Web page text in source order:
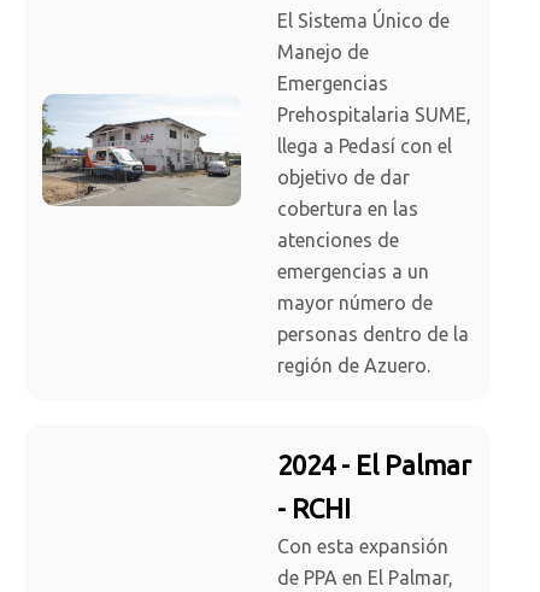
El Sistema Único de
Manejo de
Emergencias
Prehospitalaria SUME,
llega a Pedasí con el
objetivo de dar
cobertura en las
atenciones de
emergencias a un
mayor número de
personas dentro de la
región de Azuero.
2024 - El Palmar
- RCHI
Con esta expansión
de PPA en El Palmar,